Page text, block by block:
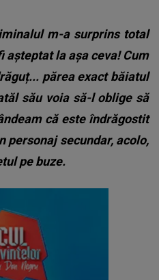
m-a surprins total
așteptat la așa ceva! Cum
părea exact băiatul
său voia să-l oblige să
că este îndrăgostit
personaj secundar, acolo,
pe buze.